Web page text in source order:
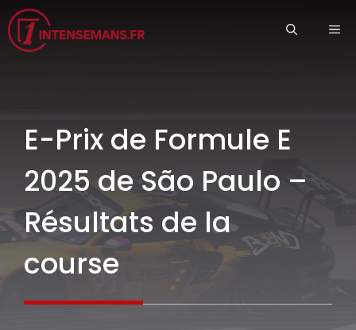
Aller
au
contenu
E-Prix de Formule E
2025 de São Paulo –
Résultats de la
course